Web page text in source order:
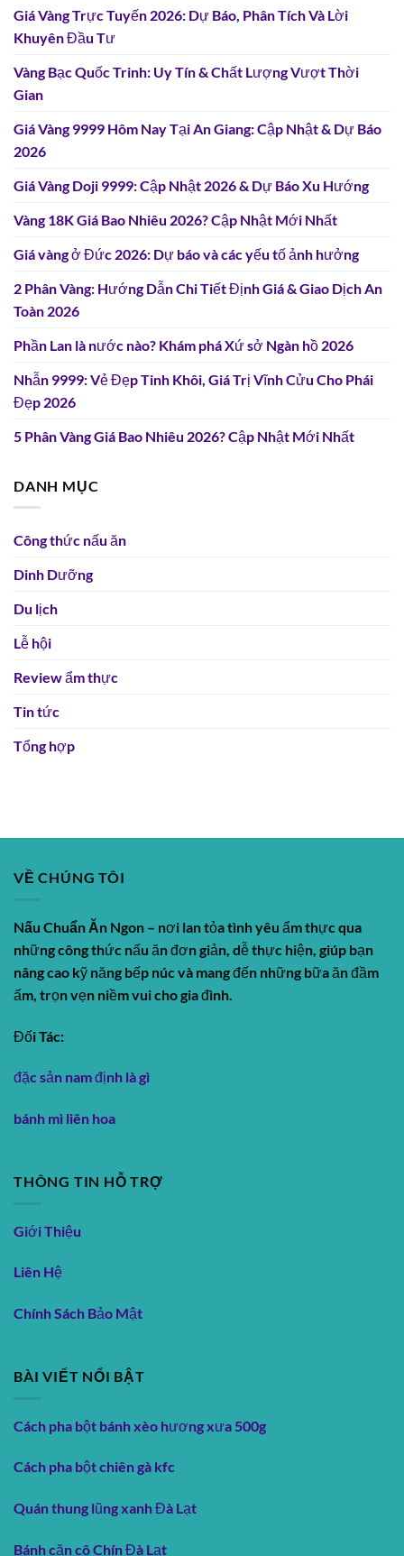
Giá Vàng Trực Tuyến 2026: Dự Báo, Phân Tích Và Lời
Khuyên Đầu Tư
Vàng Bạc Quốc Trinh: Uy Tín & Chất Lượng Vượt Thời
Gian
Giá Vàng 9999 Hôm Nay Tại An Giang: Cập Nhật & Dự Báo
2026
Giá Vàng Doji 9999: Cập Nhật 2026 & Dự Báo Xu Hướng
Vàng 18K Giá Bao Nhiêu 2026? Cập Nhật Mới Nhất
Giá vàng ở Đức 2026: Dự báo và các yếu tố ảnh hưởng
2 Phân Vàng: Hướng Dẫn Chi Tiết Định Giá & Giao Dịch An
Toàn 2026
Phần Lan là nước nào? Khám phá Xứ sở Ngàn hồ 2026
Nhẫn 9999: Vẻ Đẹp Tinh Khôi, Giá Trị Vĩnh Cửu Cho Phái
Đẹp 2026
5 Phân Vàng Giá Bao Nhiêu 2026? Cập Nhật Mới Nhất
DANH MỤC
Công thức nấu ăn
Dinh Dưỡng
Du lịch
Lễ hội
Review ẩm thực
Tin tức
Tổng hợp
VỀ CHÚNG TÔI
Nấu Chuẩn Ăn Ngon – nơi lan tỏa tình yêu ẩm thực qua
những công thức nấu ăn đơn giản, dễ thực hiện, giúp bạn
nâng cao kỹ năng bếp núc và mang đến những bữa ăn đầm
ấm, trọn vẹn niềm vui cho gia đình.
Đối Tác:
đặc sản nam định là gì
bánh mì liên hoa
THÔNG TIN HỖ TRỢ
Giới Thiệu
Liên Hệ
Chính Sách Bảo Mật
BÀI VIẾT NỔI BẬT
Cách pha bột bánh xèo hương xưa 500g
Cách pha bột chiên gà kfc
Quán thung lũng xanh Đà Lạt
Bánh căn cô Chín Đà Lạt